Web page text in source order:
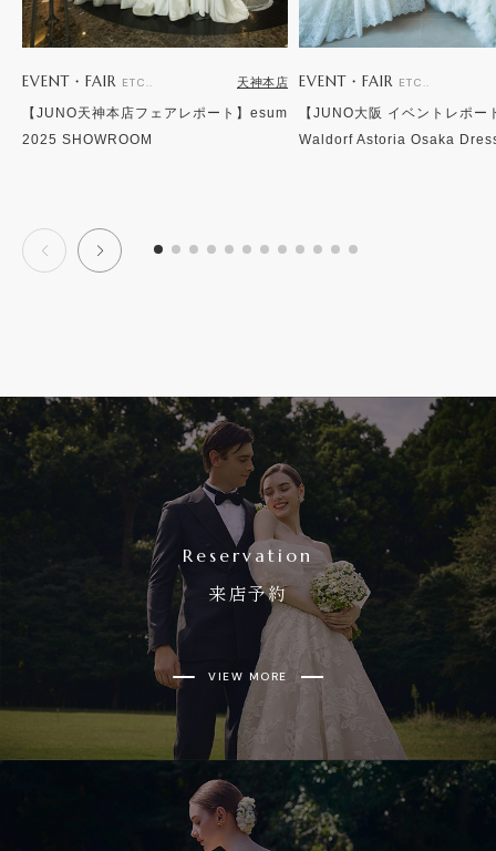
EVENT・FAIR ETC.. 天神本店
【JUNO天神本店フェアレポート】esum
2025 SHOWROOM
EVENT・FAIR ETC..
【JUNO大阪 イベントレポー
Waldorf Astoria Osaka
Reservation
来店予約
VIEW MORE